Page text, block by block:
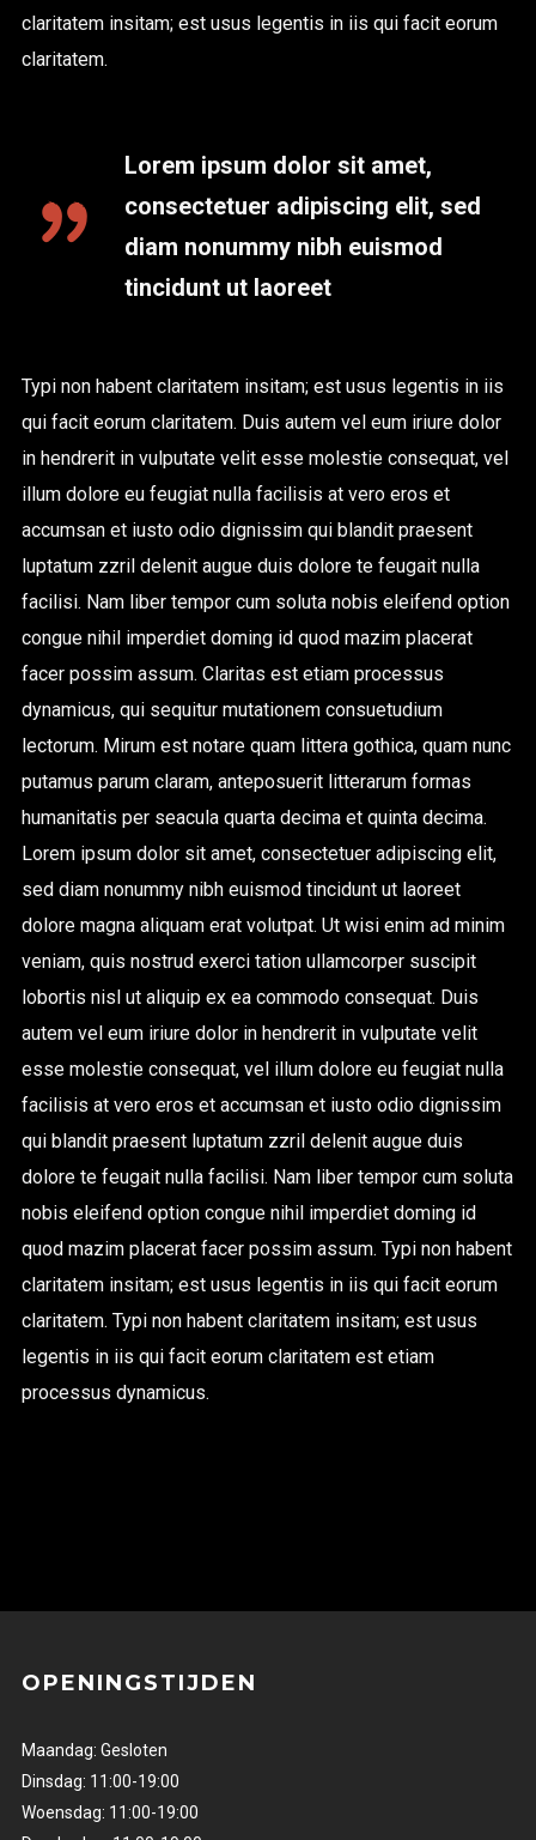
claritatem insitam; est usus legentis in iis qui facit eorum
claritatem.
Lorem ipsum dolor sit amet,
consectetuer adipiscing elit, sed
diam nonummy nibh euismod
tincidunt ut laoreet
Typi non habent claritatem insitam; est usus legentis in iis
qui facit eorum claritatem. Duis autem vel eum iriure dolor
in hendrerit in vulputate velit esse molestie consequat, vel
illum dolore eu feugiat nulla facilisis at vero eros et
accumsan et iusto odio dignissim qui blandit praesent
luptatum zzril delenit augue duis dolore te feugait nulla
facilisi. Nam liber tempor cum soluta nobis eleifend option
congue nihil imperdiet doming id quod mazim placerat
facer possim assum. Claritas est etiam processus
dynamicus, qui sequitur mutationem consuetudium
lectorum. Mirum est notare quam littera gothica, quam nunc
putamus parum claram, anteposuerit litterarum formas
humanitatis per seacula quarta decima et quinta decima.
Lorem ipsum dolor sit amet, consectetuer adipiscing elit,
sed diam nonummy nibh euismod tincidunt ut laoreet
dolore magna aliquam erat volutpat. Ut wisi enim ad minim
veniam, quis nostrud exerci tation ullamcorper suscipit
lobortis nisl ut aliquip ex ea commodo consequat. Duis
autem vel eum iriure dolor in hendrerit in vulputate velit
esse molestie consequat, vel illum dolore eu feugiat nulla
facilisis at vero eros et accumsan et iusto odio dignissim
qui blandit praesent luptatum zzril delenit augue duis
dolore te feugait nulla facilisi. Nam liber tempor cum soluta
nobis eleifend option congue nihil imperdiet doming id
quod mazim placerat facer possim assum. Typi non habent
claritatem insitam; est usus legentis in iis qui facit eorum
claritatem. Typi non habent claritatem insitam; est usus
legentis in iis qui facit eorum claritatem est etiam
processus dynamicus.
OPENINGSTIJDEN
Maandag: Gesloten
Dinsdag: 11:00-19:00
Woensdag: 11:00-19:00